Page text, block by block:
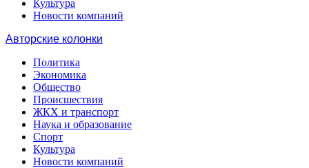
Культура
Новости компаний
Авторские колонки
Политика
Экономика
Общество
Происшествия
ЖКХ и транспорт
Наука и образование
Спорт
Культура
Новости компаний